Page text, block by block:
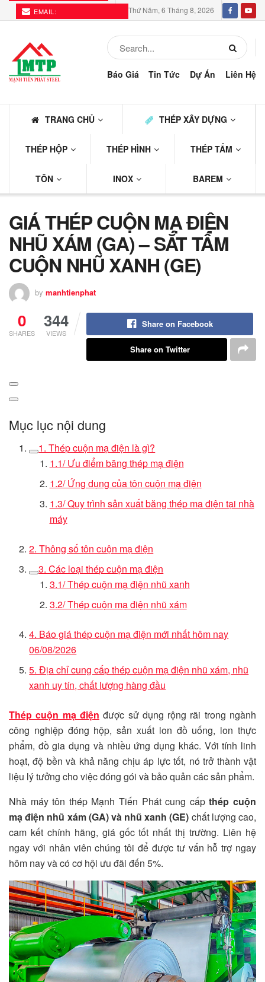
EMAIL:
Thứ Năm, 6 Tháng 8, 2026
Báo Giá Tin Tức Dự Án Liên Hệ
TRANG CHỦ THÉP XÂY DỰNG
THÉP HỘP THÉP HÌNH THÉP TẤM
TÔN INOX BAREM
GIÁ THÉP CUỘN MẠ ĐIỆN
NHŨ XÁM (GA) – SẮT TẤM
CUỘN NHŨ XANH (GE)
by manhtienphat
0
SHARES
344
VIEWS
Share on Facebook
Share on Twitter
Mục lục nội dung
1. Thép cuộn mạ điện là gì?
1.1/ Ưu điểm băng thép mạ điện
1.2/ Ứng dụng của tôn cuộn mạ điện
1.3/ Quy trình sản xuất băng thép mạ điện tại nhà
máy
2. Thông số tôn cuộn mạ điện
3. Các loại thép cuộn mạ điện
3.1/ Thép cuộn mạ điện nhũ xanh
3.2/ Thép cuộn mạ điện nhũ xám
4. Báo giá thép cuộn mạ điện mới nhất hôm nay
06/08/2026
5. Địa chỉ cung cấp thép cuộn mạ điện nhũ xám, nhũ
xanh uy tín, chất lượng hàng đầu
Thép cuộn mạ điện được sử dụng rộng rãi trong ngành
công nghiệp đóng hộp, sản xuất lon đồ uống, lon thực
phẩm, đồ gia dụng và nhiều ứng dụng khác. Với tính linh
hoạt, độ bền và khả năng chịu áp lực tốt, nó trở thành vật
liệu lý tưởng cho việc đóng gói và bảo quản các sản phẩm.
Nhà máy tôn thép Mạnh Tiến Phát cung cấpthép cuộn
mạ điện nhũ xám (GA) và nhũ xanh (GE) chất lượng cao,
cam kết chính hãng, giá gốc tốt nhất thị trường. Liên hệ
ngay với nhân viên chúng tôi để được tư vấn hỗ trợ ngay
hôm nay và có cơ hội ưu đãi đến 5%.